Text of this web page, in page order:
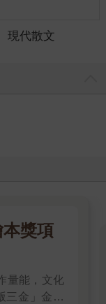
現代散文
獎項
量能，文化
三金」金鼎